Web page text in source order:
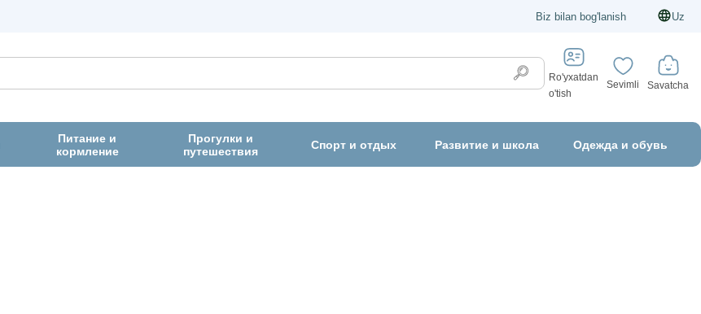
Biz bilan bog'lanish Uz
Ro'yxatdan
o'tish
Sevimli Savatcha
Питание и
кормление
Прогулки и
путешествия
Спорт и отдых Развитие и школа Одежда и обувь